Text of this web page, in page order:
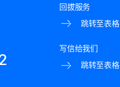
回拔服务
跳转至表格
写信给我们
跳转至表格